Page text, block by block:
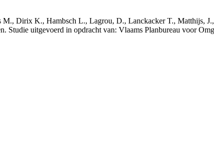
Dirix K., Hambsch L., Lagrou, D., Lanckacker T., Matthijs,
uitgevoerd in opdracht van: Vlaams Planbureau voor